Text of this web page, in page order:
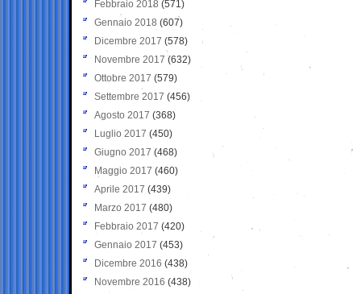
Febbraio 2018 (571)
Gennaio 2018 (607)
Dicembre 2017 (578)
Novembre 2017 (632)
Ottobre 2017 (579)
Settembre 2017 (456)
Agosto 2017 (368)
Luglio 2017 (450)
Giugno 2017 (468)
Maggio 2017 (460)
Aprile 2017 (439)
Marzo 2017 (480)
Febbraio 2017 (420)
Gennaio 2017 (453)
Dicembre 2016 (438)
Novembre 2016 (438)